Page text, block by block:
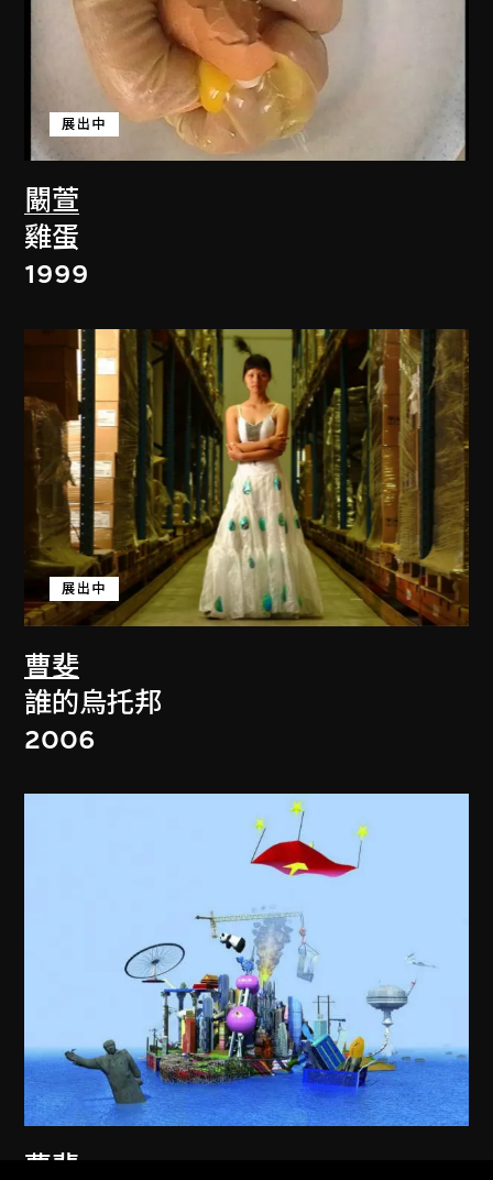
闞萱
展出中
雞蛋
1999
曹斐
展出中
誰的烏托邦
2006
曹斐